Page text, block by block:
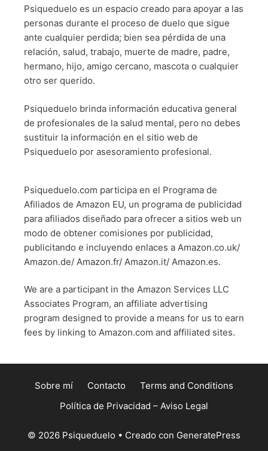
Psiqueduelo es un espacio creado para apoyar a las
personas durante el proceso de duelo que sigue
ante cualquier perdida; bien sea pérdida de una
relación, salud, trabajo, muerte de madre, padre,
hermano, hijo, amigo cercano, mascota o cualquier
otro ser querido.
Psiqueduelo brinda información educativa general
de profesionales de la salud mental, pero no debes
sustituir la información en el sitio web de
Psiqueduelo por asesoramiento profesional.
Psiqueduelo.com participa en el Programa de
Afiliados de Amazon EU, un programa de publicidad
para afiliados diseñado para ofrecer a sitios web un
modo de obtener comisiones por publicidad,
publicitando e incluyendo enlaces a Amazon.co.uk/
Amazon.de/ Amazon.fr/ Amazon.it/ Amazon.es.
We are a participant in the Amazon Services LLC
Associates Program, an affiliate advertising
program designed to provide a means for us to earn
fees by linking to Amazon.com and affiliated sites.
Sobre mí Contacto
Terms and Conditions
Política de Privacidad – Aviso Legal
© 2026 Psiqueduelo • Creado con GeneratePress